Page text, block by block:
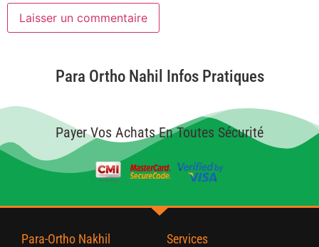
Para Ortho Nahil Infos Pratiques
Payer Vos Achats En Toutes Sécurité
Para-Ortho Nakhil Services